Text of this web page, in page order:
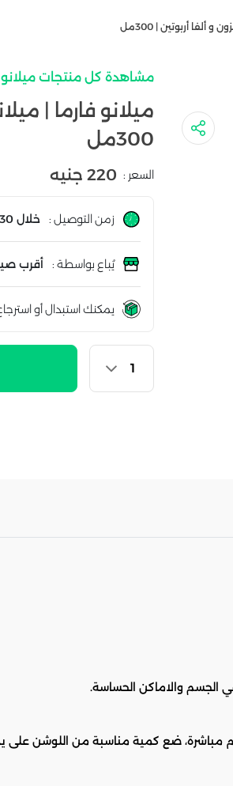
ألفا أربوتين | 300مل
مشاهدة كل منتجات ميلانو
ميلانو فارما |
300مل
السعر : 220 جنيه
زمن التوصيل : خلال 30-60 دقيقة
يُباع بواسطة : أقرب
يمكنك استبدال أو
الجسم والاماكن الحساسة.
مباشرة، ضع كمية مناسبة من اللوشن